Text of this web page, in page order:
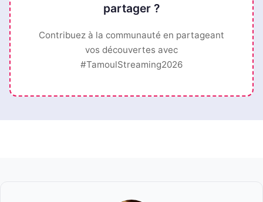
partager ?
Contribuez à la communauté en partageant
vos découvertes avec
#TamoulStreaming2026